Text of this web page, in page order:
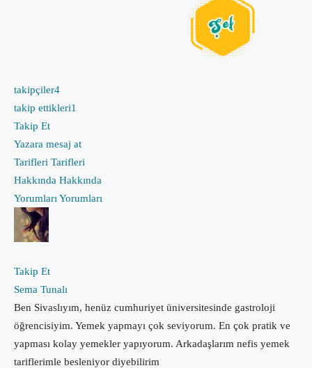
takipçiler4
takip ettikleri1
Takip Et
Yazara mesaj at
Tarifleri Tarifleri
Hakkında Hakkında
Yorumları Yorumları
Takip Et
Sema Tunalı
Ben Sivaslıyım, henüz cumhuriyet üniversitesinde gastroloji
öğrencisiyim. Yemek yapmayı çok seviyorum. En çok pratik ve
yapması kolay yemekler yapıyorum. Arkadaşlarım nefis yemek
tariflerimle besleniyor diyebilirim